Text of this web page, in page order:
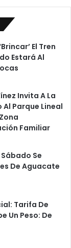
El Tren
Estará Al
Invita A La
Parque Lineal
Familiar
Se
De Aguacate
Tarifa De
Un Peso: De